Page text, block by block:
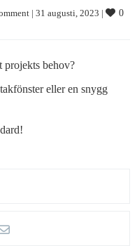
| 31 augusti, 2023 | 0
projekts behov?
eller en snygg